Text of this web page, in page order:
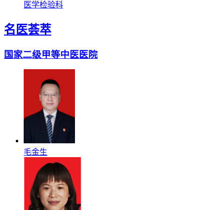
医学检验科
名医荟萃
国家二级甲等中医医院
毛金生